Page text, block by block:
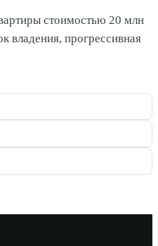
стоимостью 20 млн
владения, прогрессивная